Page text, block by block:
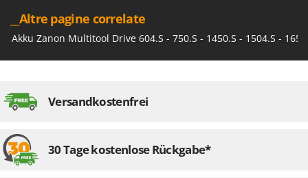
__Altre pagine correlate
Akku Zanon Multitool Drive 604.S - 750.S - 1450.S - 1504.S -
Versandkostenfrei
30 Tage kostenlose Rückgabe*